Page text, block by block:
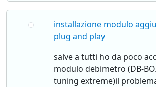
installazione modulo
plug and play
salve a tutti ho da poco
modulo debimetro (DB-
tuning extreme)il